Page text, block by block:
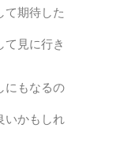
て期待した
て見に行き
にもなるの
いかもしれ